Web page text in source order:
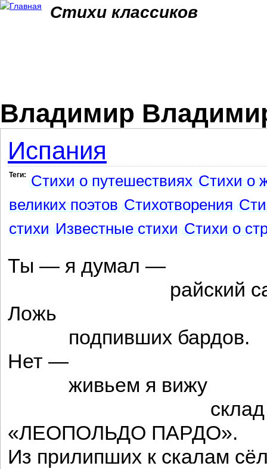
Стихи классиков
Владимир
Испания
Теги: Стихи о путешествиях Стихи о
великих поэтов Стихотворения
стихи Известные стихи Стихи о
Ты — я думал —
райский
Ложь
подпивших бардов.
Нет —
живьем я вижу
склад
«ЛЕОПОЛЬДО ПАРДО».
Из прилипших к скалам